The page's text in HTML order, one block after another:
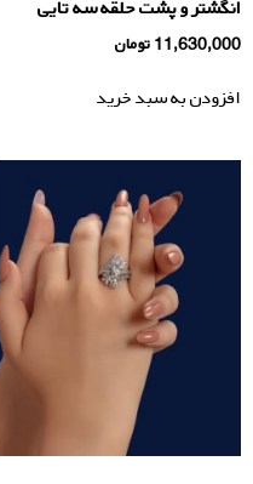
انگشتر و پشت حلقه سه تایی
11,630,000 تومان
افزودن به سبد خرید